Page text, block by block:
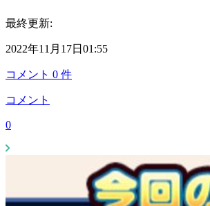
最終更新:
2022年11月17日01:55
コメント 0 件
コメント
0